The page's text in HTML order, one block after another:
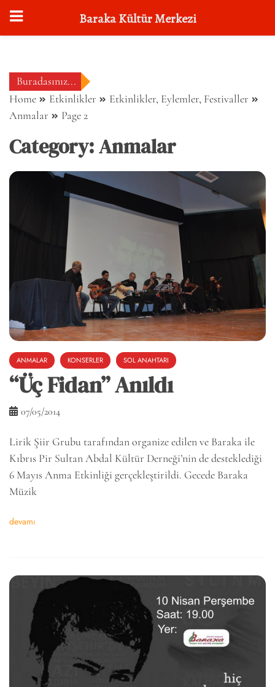
contentBuradasınız...
Home
Etkinlikler
Etkinlikler, Eylemler, Festivaller
Anmalar
Page 2
Category:Anmalar
ANMALAR KONSERLER SOL ANAHTARI
“Üç Fidan” Anıldı
07/05/2014
Lirik Şiir Grubu tarafından organize edilen ve Baraka ile
Kıbrıs Pir Sultan Abdal Kültür Derneği’nin de desteklediği
6 Mayıs Anma Etkinliği gerçekleştirildi. Gecede Baraka
Müzik
devamı
Baraka Kültür Merkezi